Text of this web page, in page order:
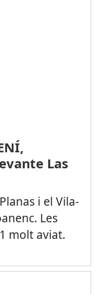
Las
i el Vila-
Les
molt aviat.